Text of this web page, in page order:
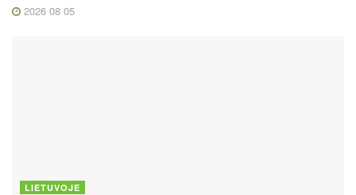
2026 08 05
LIETUVOJE